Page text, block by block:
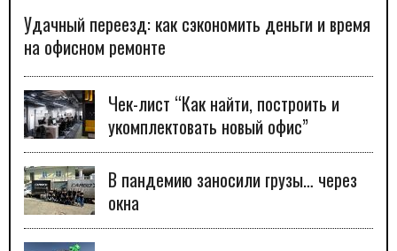
Удачный переезд: как сэкономить деньги и время
на офисном ремонте
Чек-лист “Как найти, построить и
укомплектовать новый офис”
В пандемию заносили грузы… через
окна